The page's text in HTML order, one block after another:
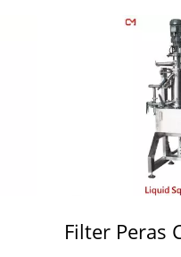
Filter Peras